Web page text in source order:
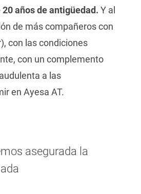
años de antigüedad. Y al
de más compañeros con
con las condiciones
con un complemento
a las
en Ayesa AT.
asegurada la